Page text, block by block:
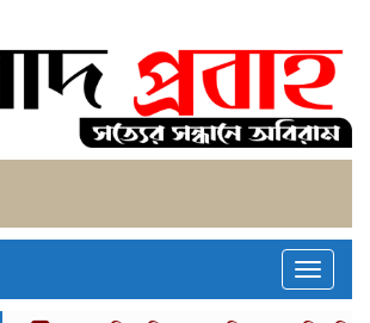
Toggle